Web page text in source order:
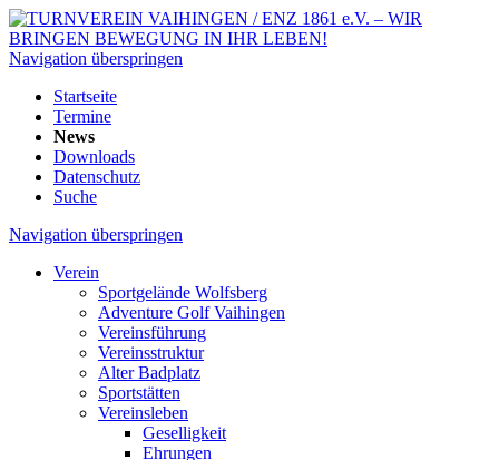
Navigation überspringen
Startseite
Termine
News
Downloads
Datenschutz
Suche
Navigation überspringen
Verein
Sportgelände Wolfsberg
Adventure Golf Vaihingen
Vereinsführung
Vereinsstruktur
Alter Badplatz
Sportstätten
Vereinsleben
Geselligkeit
Ehrungen